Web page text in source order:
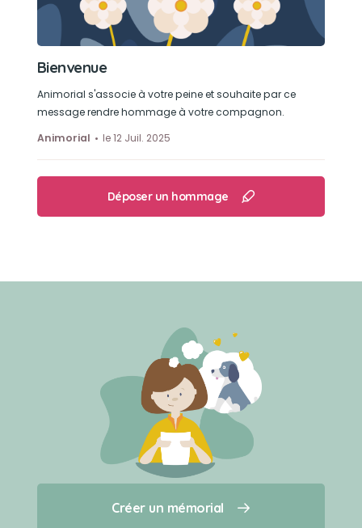
Créer un mémorial
Qui sommes-nous ?
Bienvenue
Animorial s'associe à votre peine et souhaite par ce
message rendre hommage à votre compagnon.
Animorial
le 12 Juil. 2025
Déposer un hommage
Créer un mémorial